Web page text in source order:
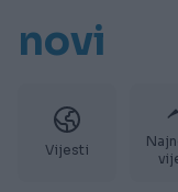
novi
Vijesti